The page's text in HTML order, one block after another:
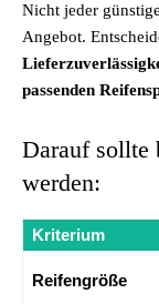
Nicht jeder
Angebot.
passenden
Darauf sollte
werden:
Kriterium
Reifengröße